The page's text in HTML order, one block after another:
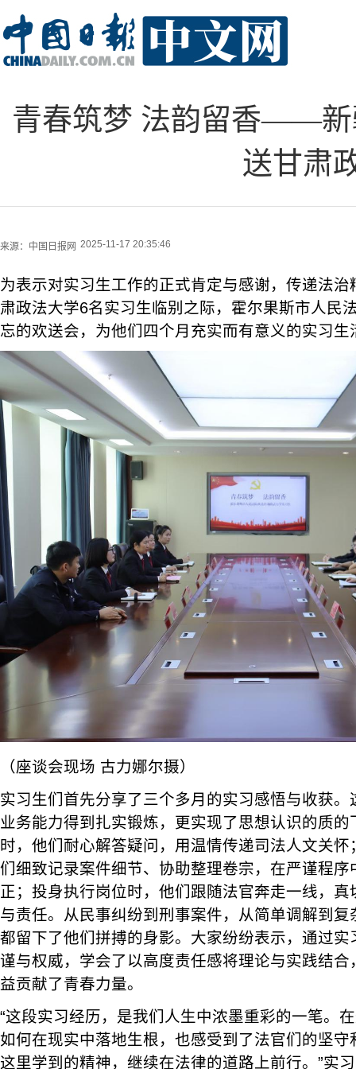
青春筑梦 法韵留香——新
送甘肃
来源： 中国日报网 2025-11-17 20:35:46
为表示对实习生工作的正式肯定与感谢，传递法
肃政法大学6名实习生临别之际，霍尔果斯市人民
忘的欢送会，为他们四个月充实而有意义的实习
（座谈会现场 古力娜尔摄）
实习生们首先分享了三个多月的实习感悟与收获
业务能力得到扎实锻炼，更实现了思想认识的质
时，他们耐心解答疑问，用温情传递司法人文关
们细致记录案件细节、协助整理卷宗，在严谨程
正；投身执行岗位时，他们跟随法官奔走一线，
与责任。从民事纠纷到刑事案件，从简单调解到
都留下了他们拼搏的身影。大家纷纷表示，通过
谨与权威，学会了以高度责任感将理论与实践结
益贡献了青春力量。
“这段实习经历，是我们人生中浓墨重彩的一笔。
如何在现实中落地生根，也感受到了法官们的坚
这里学到的精神，继续在法律的道路上前行。”实